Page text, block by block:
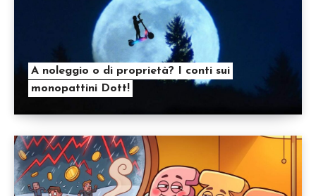
A noleggio o di proprietà? I conti sui
monopattini Dott!